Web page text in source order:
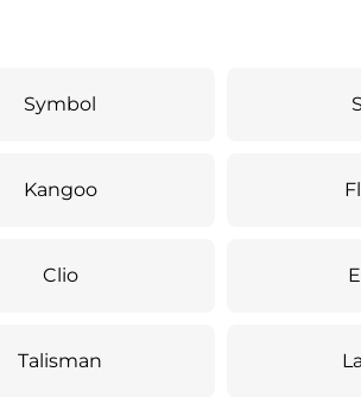
Symbol
Kangoo
Clio
Talisman